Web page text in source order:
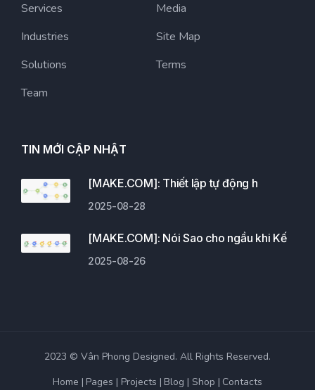
Services
Industries
Solutions
Team
Media
Site Map
Terms
TIN MỚI CẬP NHẬT
[MAKE.COM]: Thiết lập tự động h
2025-08-28
[MAKE.COM]: Nói Sao cho ngầu khi Kế
2025-08-26
2023 © Vân Phong Designed. All Rights Reserved.
Home
Pages Projects Blog Shop Contacts